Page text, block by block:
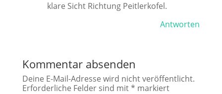
klare Sicht Richtung Peitlerkofel.
Antworten
Kommentar absenden
Deine E-Mail-Adresse wird nicht veröffentlicht.
Erforderliche Felder sind mit* markiert